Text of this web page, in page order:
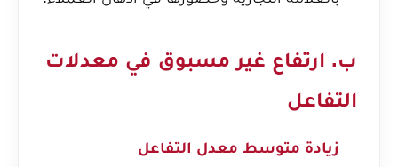
ب. ارتفاع غير مسبوق في معدلات
التفاعل
زيادة متوسط معدل التفاعل